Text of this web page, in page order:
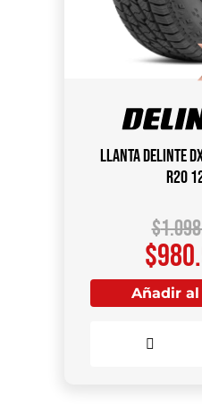
Llanta DELINTE
R20
$
$
Añadir